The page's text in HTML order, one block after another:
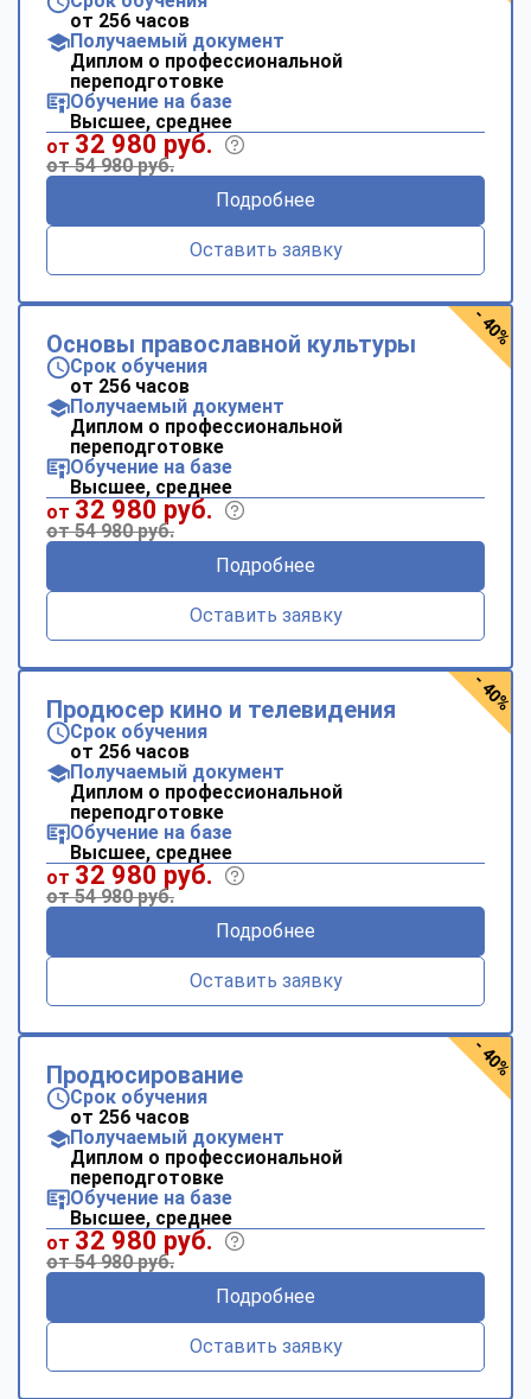
от 256 часов
Получаемый документ
Диплом о профессиональной
переподготовке
Обучение на базе
Высшее, среднее
от 32 980 руб.
от 54 980 руб.
Подробнее
Оставить заявку
Основы православной культуры
Срок обучения
от 256 часов
Получаемый документ
Диплом о профессиональной
переподготовке
Обучение на базе
Высшее, среднее
от 32 980 руб.
от 54 980 руб.
Подробнее
Оставить заявку
- 40%
Продюсер кино и телевидения
Срок обучения
от 256 часов
Получаемый документ
Диплом о профессиональной
переподготовке
Обучение на базе
Высшее, среднее
от 32 980 руб.
от 54 980 руб.
Подробнее
Оставить заявку
- 40%
Продюсирование
Срок обучения
от 256 часов
Получаемый документ
Диплом о профессиональной
переподготовке
Обучение на базе
Высшее, среднее
от 32 980 руб.
от 54 980 руб.
Подробнее
Оставить заявку
- 40%